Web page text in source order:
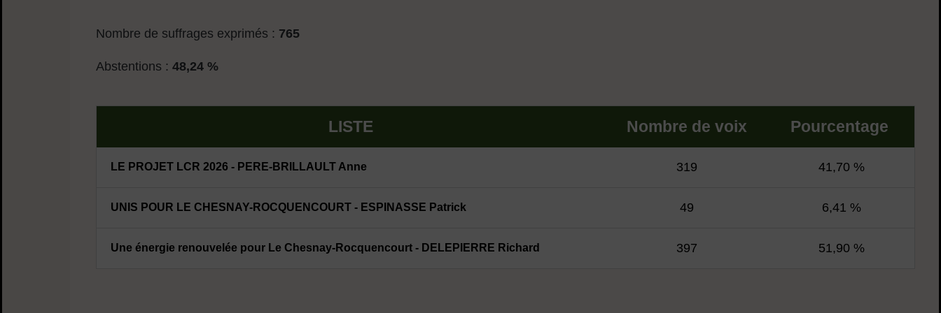
Nombre de suffrages exprimés : 765
Abstentions : 48,24 %
LISTE Nombre de voix Pourcentage
LE PROJET LCR 2026 - PERE-BRILLAULT Anne 319 41,70 %
UNIS POUR LE CHESNAY-ROCQUENCOURT - ESPINASSE Patrick 49 6,41 %
Une énergie renouvelée pour Le Chesnay-Rocquencourt - DELEPIERRE Richard 397 51,90 %